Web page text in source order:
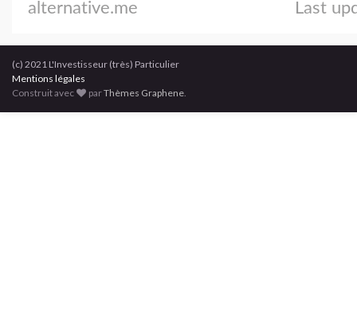
(c) 2021 L'Investisseur (très) Particulier
Mentions légales
Construit avec
parThèmes Graphene